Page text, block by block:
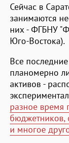
Сейчас в
занимаются
них - ФГБНУ
Юго-Востока).
Все
планомерно
активов -
разное время
бюджетников,
и многое